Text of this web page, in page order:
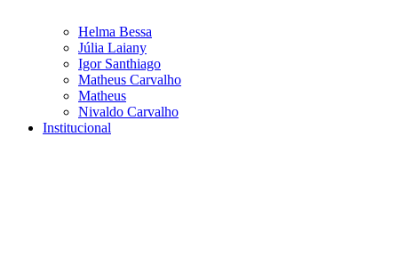
Helma Bessa
Júlia Laiany
Igor Santhiago
Matheus Carvalho
Matheus
Nivaldo Carvalho
Institucional